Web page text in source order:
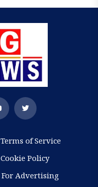
Terms of Service
Cookie Policy
For Advertising